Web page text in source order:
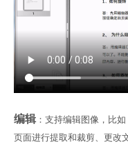
编辑：支持编辑图像，比
页面进行提取和裁剪、更改